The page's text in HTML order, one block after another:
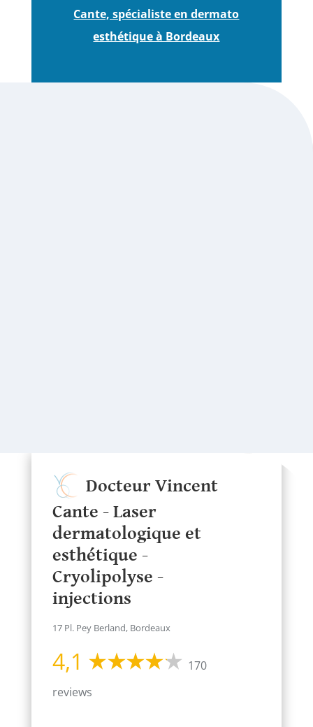
Cante, spécialiste en dermato
esthétique à Bordeaux
Docteur Vincent
Cante - Laser
dermatologique et
esthétique -
Cryolipolyse -
injections
17 Pl. Pey Berland, Bordeaux
4,1
170
reviews